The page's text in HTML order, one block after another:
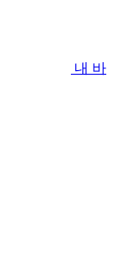
내 바